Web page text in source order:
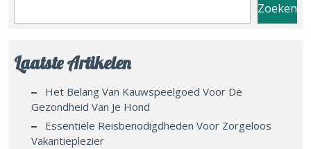
Zoeken
Laatste Artikelen
Het Belang Van Kauwspeelgoed Voor De
Gezondheid Van Je Hond
Essentiële Reisbenodigdheden Voor Zorgeloos
Vakantieplezier